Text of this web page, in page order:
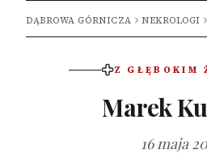
DĄBROWA GÓRNICZA NEKROLOGI
Z GŁĘBOKIM
Marek
16 maja